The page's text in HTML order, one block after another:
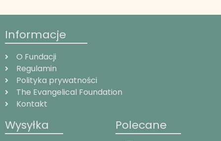
Informacje
O Fundacji
Regulamin
Polityka prywatności
The Evangelical Foundation
Kontakt
Wysyłka Polecane